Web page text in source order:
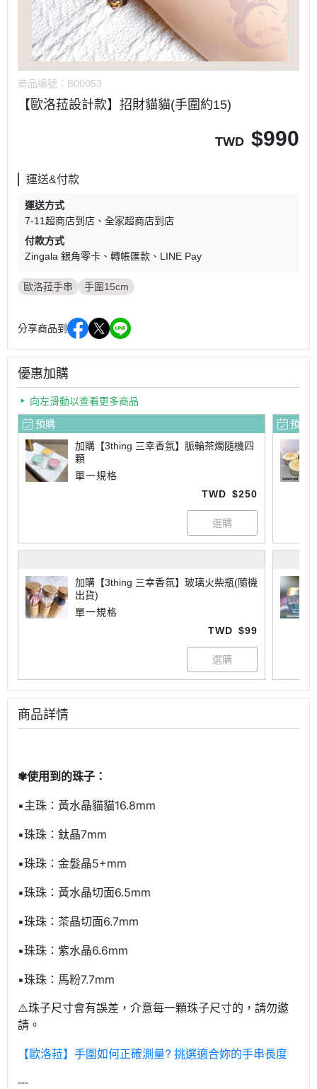
商品編號： B00053
【歐洛菈設計款】招財貓貓(手圍約15)
TWD $990
運送&付款
運送方式
7-11超商店到店
全家超商店到店
付款方式
Zingala 銀角零卡
轉帳匯款 LINE Pay
歐洛菈手串 手圍15cm
分享商品到
優惠加購
向左滑動以查看更多商品
預購
加購【3thing 三幸香氛】脈輪茶燭隨機四
顆
單一規格
TWD $250
加購【3thing 三幸香氛】玻璃火柴瓶(隨機
出貨)
單一規格
TWD $99
預購
商品詳情
✾使用到的珠子：
▪️主珠：黃水晶貓貓16.8mm
▪️珠珠：鈦晶7mm
▪️珠珠：金髮晶5+mm
▪️珠珠：黃水晶切面6.5mm
▪️珠珠： 茶晶切面6.7mm
▪️珠珠：紫水晶6.6mm
▪️珠珠：馬粉7.7mm
⚠️珠子尺寸會有誤差，介意每一顆珠子尺寸的，請勿邀
請。
【歐洛菈】手圍如何正確測量? 挑選適合妳的手串長度
---